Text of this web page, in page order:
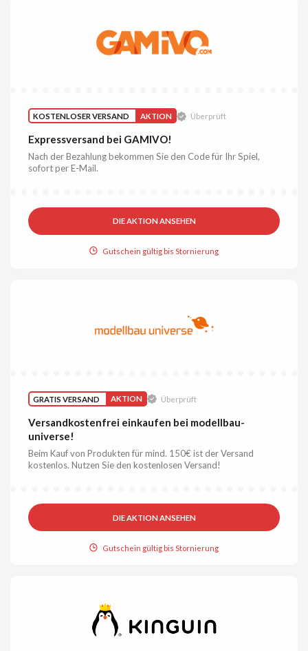
KOSTENLOSER VERSAND AKTION Überprüft
Expressversand bei GAMIVO!
Nach der Bezahlung bekommen Sie den Code für Ihr Spiel,
sofort per E-Mail.
DIE AKTION ANSEHEN
Gutschein gültig bis Stornierung
GRATIS VERSAND AKTION Überprüft
Versandkostenfrei einkaufen bei modellbau-
universe!
Beim Kauf von Produkten für mind. 150€ ist der Versand
kostenlos. Nutzen Sie den kostenlosen Versand!
DIE AKTION ANSEHEN
Gutschein gültig bis Stornierung